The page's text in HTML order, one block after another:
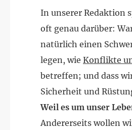
In unserer Redaktion
oft genau darüber:
natürlich einen
legen, wie Konflikte
betreffen; und dass
Sicherheit und
Weil es um unser
Andererseits wollen